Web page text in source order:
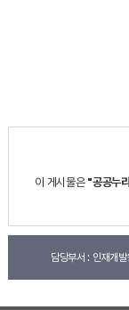
이 게시물은 "공공누
담당부서 : 인재개